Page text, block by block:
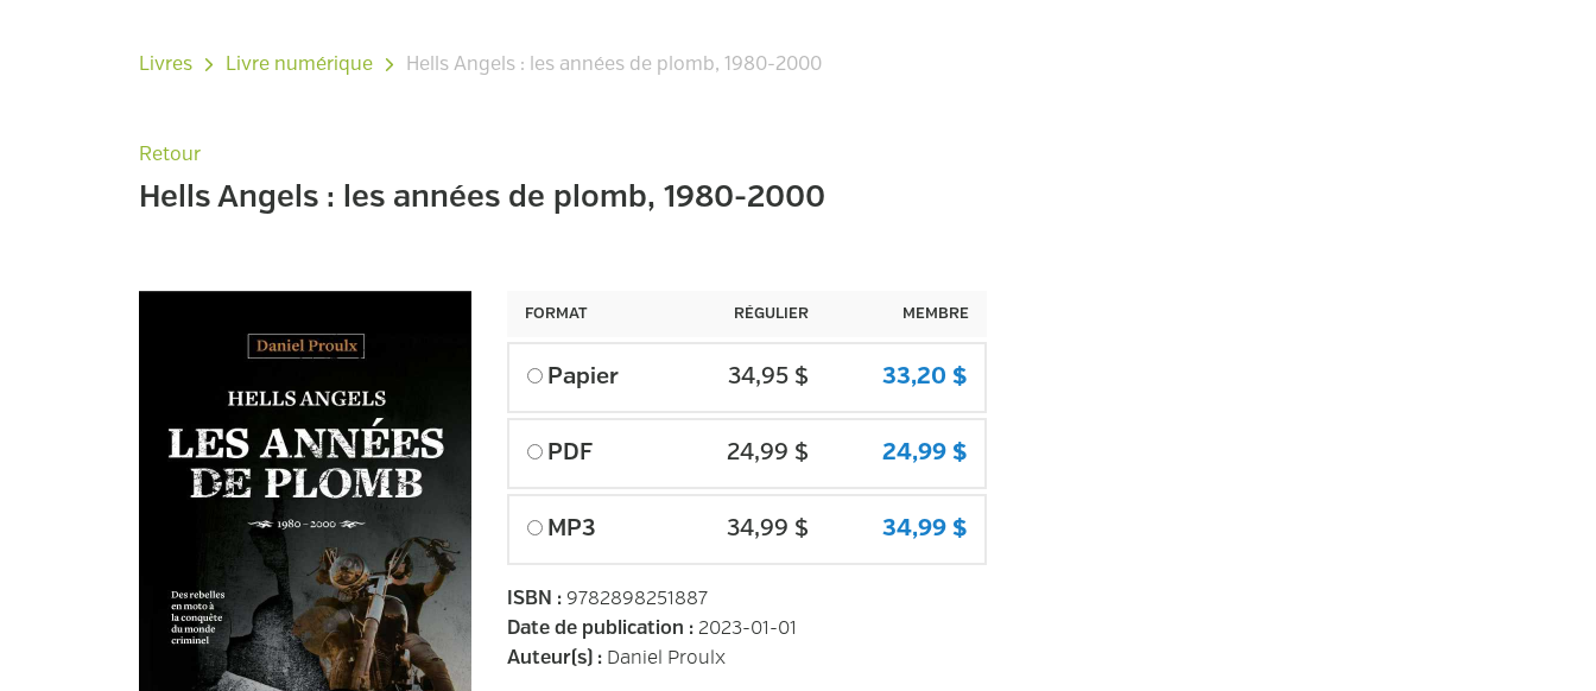
Livres Livre numérique Hells Angels : les années de plomb, 1980-2000
Retour
Hells Angels : les années de plomb, 1980-2000
FORMAT RÉGULIER MEMBRE
Papier 34,95 $ 33,20 $
PDF 24,99 $ 24,99 $
MP3 34,99 $ 34,99 $
ISBN : 9782898251887
Date de publication : 2023-01-01
Auteur(s) : Daniel Proulx